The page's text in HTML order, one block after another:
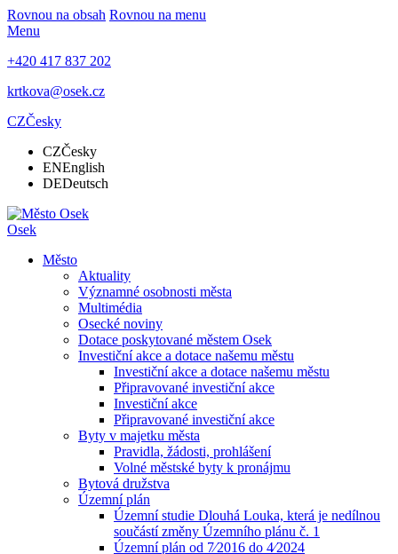
Rovnou na obsah Rovnou na menu
Menu
+420 417 837 202
krtkova@osek.cz
CZČesky
CZČesky
ENEnglish
DEDeutsch
Osek
Město
Aktuality
Významné osobnosti města
Multimédia
Osecké noviny
Dotace poskytované městem Osek
Investiční akce a dotace našemu městu
Investiční akce a dotace našemu městu
Připravované investiční akce
Investiční akce
Připravované investiční akce
Byty v majetku města
Pravidla, žádosti, prohlášení
Volné městské byty k pronájmu
Bytová družstva
Územní plán
Územní studie Dlouhá Louka, která je nedílnou
součástí změny Územního plánu č. 1
Územní plán od 7⁄2016 do 4⁄2024